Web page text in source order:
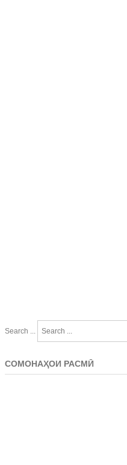
Search ...
СОМОНАҲОИ РАСМӢ